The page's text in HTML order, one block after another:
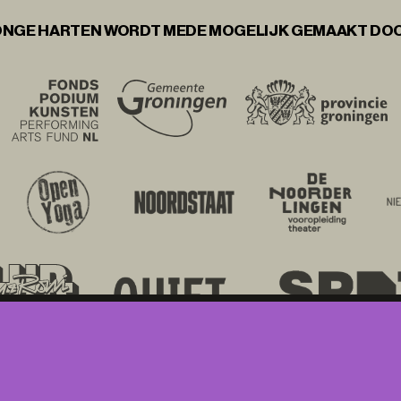
HARTEN WORDT MEDE MOGELIJK GEMAAKT